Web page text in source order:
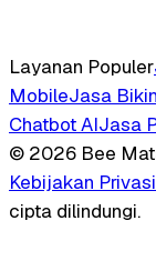
Layanan Populer
MobileJasa
Chatbot AIJasa
© 2026 Bee
Kebijakan Privasi
cipta dilindungi.